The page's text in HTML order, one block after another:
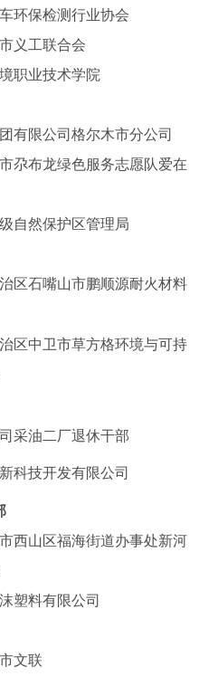
环保检测行业协会
义工联合会
职业技术学院
有限公司格尔木市分公司
尕布龙绿色服务志愿队爱在
自然保护区管理局
区石嘴山市鹏顺源耐火材料
区中卫市草方格环境与可持
采油二厂退休干部
科技开发有限公司
西山区福海街道办事处新河
塑料有限公司
文联